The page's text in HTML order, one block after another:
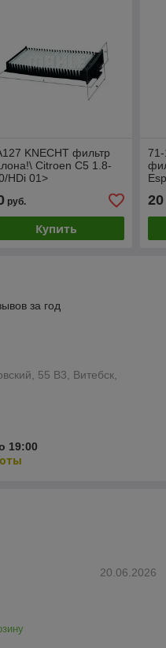
KNECHT фильтр
Citroen C5 1.8-
HDi 01>
руб.
Купить
20
за год
55 B3, Витебск,
19:00
20.06.2026